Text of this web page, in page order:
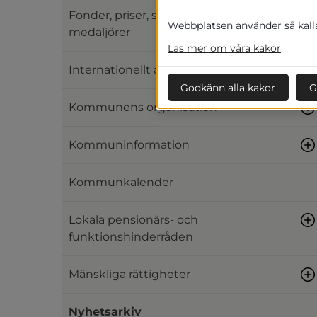
Fonder, priser, stipendier och
medaljörer
Internationellt arbete
Kommunens organisation
Kommuninformation
Kommunkalender
Lokala pensionärs- och
funktionshinderråden
Mänskliga rättigheter
Nyhetsarkiv
Webbplatsen använder så
Läs mer om våra kakor
Godkänn alla kakor